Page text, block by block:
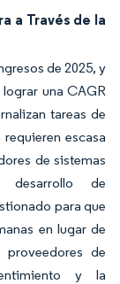
a Través de la
de 2025, y
una CAGR
tareas de
escasa
de sistemas
desarrollo de
para que
en lugar de
proveedores de
y la